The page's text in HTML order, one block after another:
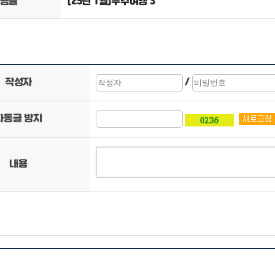
작성자 /
동글 방지
내용